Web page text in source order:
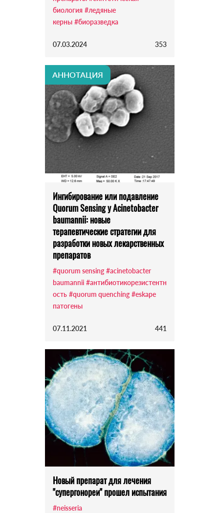
биология #ледяные
керны #биоразведка
07.03.2024 353
АННОТАЦИЯ
Ингибирование или подавление
Quorum Sensing у Acinetobacter
baumannii: новые
терапевтические стратегии для
разработки новых лекарственных
препаратов
#quorum sensing #аcinetobacter
baumannii #антибиотикорезистентн
ость #quorum quenching #eskape
патогены
07.11.2021 441
Новый препарат для лечения
"супергонореи" прошел испытания
#neisseria